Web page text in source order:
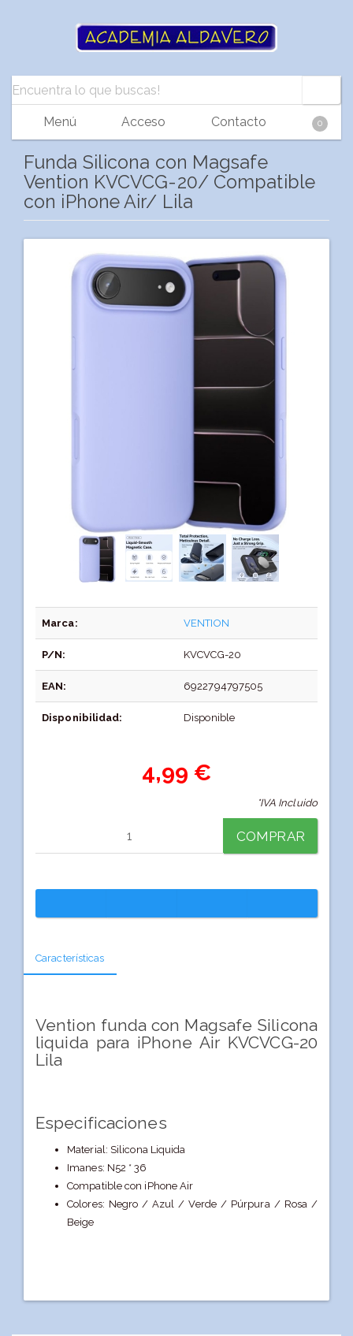
Menú Acceso Contacto 0
Funda Silicona con Magsafe
Vention KVCVCG-20/ Compatible
con iPhone Air/ Lila
Marca: VENTION
P/N: KVCVCG-20
EAN: 6922794797505
Disponibilidad: Disponible
4,99 €
*IVA Incluido
COMPRAR
Características
Vention funda con Magsafe Silicona
liquida para iPhone Air KVCVCG-20
Lila
Especificaciones
Material: Silicona Liquida
Imanes: N52 * 36
Compatible con iPhone Air
Colores: Negro / Azul / Verde / Púrpura / Rosa /
Beige